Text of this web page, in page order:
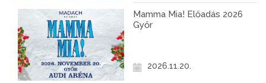
Mamma Mia! Előadás 2026
Győr
2026.11.20.